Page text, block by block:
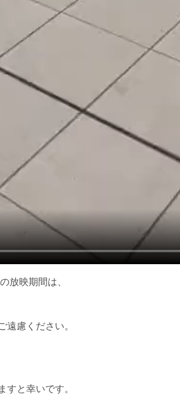
放映期間は、
慮ください。
すと幸いです。